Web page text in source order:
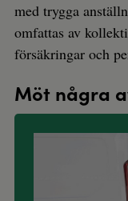
med trygga
omfattas av
försäkringar och
Möt några